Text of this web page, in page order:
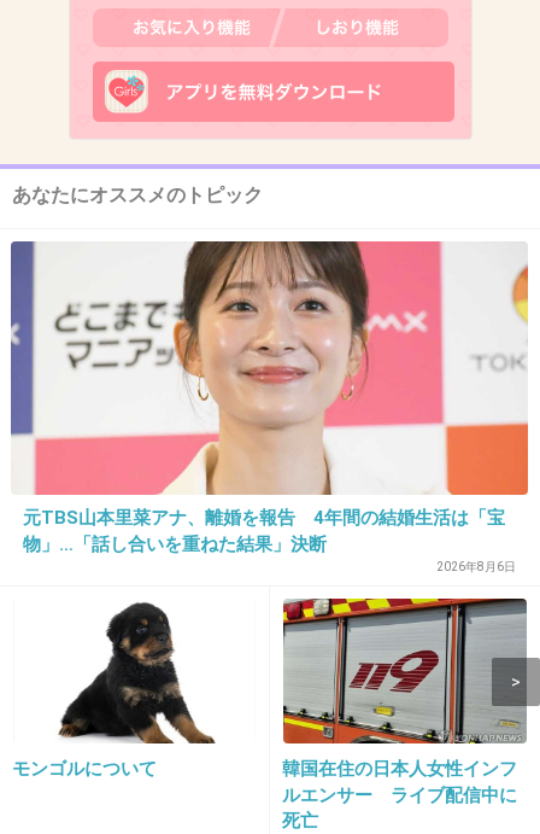
2013/08/11(日) 06:27:50
親は子供の見本にならないと…
これは恥ずかしい
10. 匿名2013/08/11(日) 06:27:52
神戸よりひどい
日本どうしちゃったの？（泣）
11. 匿名 2013/08/11(日) 06:27:59
家族で行ったのなら きちんと子供にも伝えな
くちゃならない！
世代変わっても これじゃ 汚いまま。
+672 -9
あなたにオススメのトピック
元TBS山本里菜アナ、離婚を報告 4年間の結婚生活は「宝
物」…「話し合いを重ねた結果」決断
2026年8月6日
モンゴルについて
韓国在住の日本人女性インフ
ルエンサー ライブ配信中に
死亡